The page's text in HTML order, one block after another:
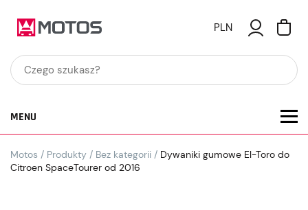
PLN
MENU
Motos / Produkty / Bez kategorii / Dywaniki gumowe El-Toro do
Citroen SpaceTourer od 2016